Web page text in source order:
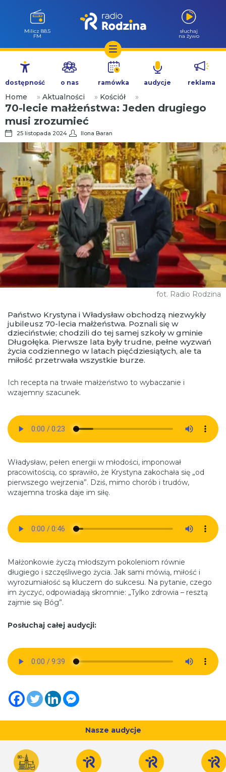
Przejdź
treści
Milicz 88.5
FM
słuchaj
na żywo
dostępność o nas ramówka audycje reklama
Home » Aktualności » Kościół »
70-lecie małżeństwa: Jeden drugiego
musi zrozumieć
25 listopada 2024 Ilona Baran
fot. Radio Rodzina
Państwo Krystyna i Władysław obchodzą niezwykły
jubileusz 70-lecia małżeństwa. Poznali się w
dzieciństwie; chodzili do tej samej szkoły w gminie
Długołęka. Pierwsze lata były trudne, pełne wyzwań
życia codziennego w latach pięćdziesiątych, ale ta
miłość przetrwała wszystkie burze.
Ich recepta na trwałe małżeństwo to wybaczanie i
wzajemny szacunek.
Władysław, pełen energii w młodości, imponował
pracowitością, co sprawiło, że Krystyna zakochała się „od
pierwszego wejrzenia”. Dziś, mimo chorób i trudów,
wzajemna troska daje im siłę.
Małżonkowie życzą młodszym pokoleniom równie
długiego i szczęśliwego życia. Jak sami mówią, miłość i
wyrozumiałość są kluczem do sukcesu. Na pytanie, czego
im życzyć, odpowiadają skromnie: „Tylko zdrowia – resztą
zajmie się Bóg”.
Posłuchaj całej audycji:
Nasze audycje